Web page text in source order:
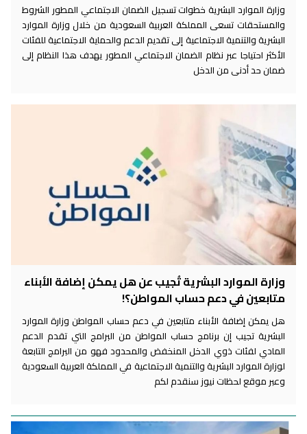
وزارة الموارد البشرية خطوات تسجيل الضمان الاجتماعي المطور الشروط
والمستحقات تسعى المملكة العربية السعودية من خلال وزارة الموارد
البشرية والتنمية الاجتماعية إلى تقديم الدعم والحماية الاجتماعية للفئات
الأكثر احتياجا عبر نظام الضمان الاجتماعي المطور يهدف هذا النظام إلى
ضمان حد أدنى من الدخل
وزارة الموارد البشرية تُجيب عن هل يمكن إضافة الأبناء
متابعين في دعم حساب المواطن؟!
هل يمكن إضافة الأبناء متابعين في دعم حساب المواطن وزارة الموارد
البشرية تجيب إن برنامج حساب المواطن من البرامج التي تقدم الدعم
المادي لفئات ذوي الدخل المنخفض والمحدود فهو من البرامج التابعة
لوزارة الموارد البشرية والتنمية الاجتماعية في المملكة العربية السعودية
وعبر موقع لحظات نيوز سنقدم لكم